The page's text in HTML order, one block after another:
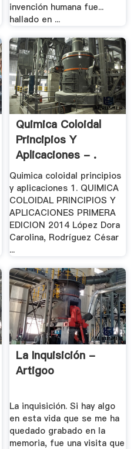
invención humana fue...
hallado en ...
Quimica Coloidal
Principios Y
Aplicaciones - .
Quimica coloidal principios
y aplicaciones 1. QUIMICA
COLOIDAL PRINCIPIOS Y
APLICACIONES PRIMERA
EDICION 2014 López Dora
Carolina, Rodríguez César
...
La Inquisición -
Artigoo
La inquisición. Si hay algo
en esta vida que se me ha
quedado grabado en la
memoria, fue una visita que